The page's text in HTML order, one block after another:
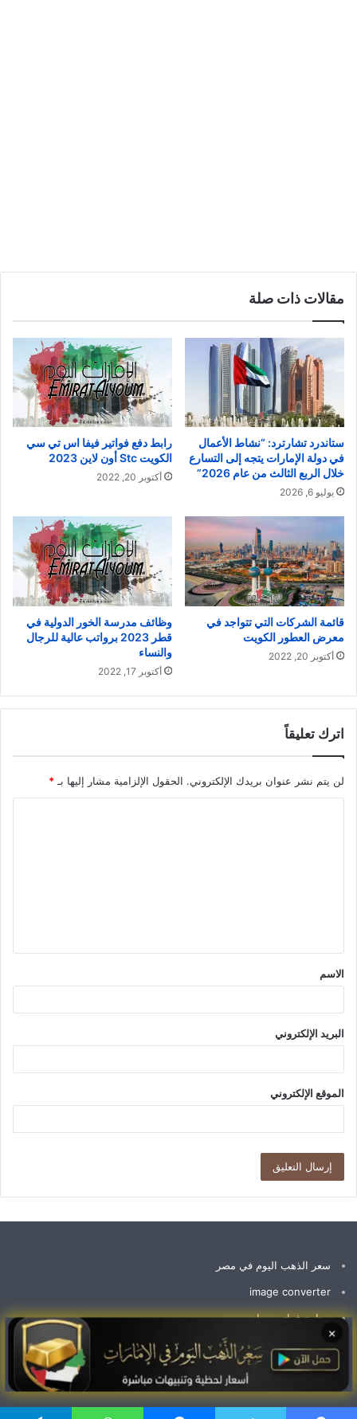
×
مقالات ذات صلة
ستاندرد تشارترد: “نشاط الأعمال
في دولة الإمارات يتجه إلى التسارع
خلال الربع الثالث من عام 2026”
يوليو 6, 2026
رابط دفع فواتير فيفا اس تي سي
الكويت Stc أون لاين 2023
أكتوبر 20, 2022
قائمة الشركات التي تتواجد في
معرض العطور الكويت
أكتوبر 20, 2022
وظائف مدرسة الخور الدولية في
قطر 2023 برواتب عالية للرجال
والنساء
أكتوبر 17, 2022
اترك تعليقاً
لن يتم نشر عنوان بريدك الإلكتروني. الحقول الإلزامية مشار إليها بـ*
ق
*
الاسم
البريد الإلكتروني
الموقع الإلكتروني
سعر الذهب اليوم في مصر
image converter
برنامج فواتير مجاني
سعر جرام الذهب عيار 21 سعر الذهب اليوم
وظائف الإمارات اليوم